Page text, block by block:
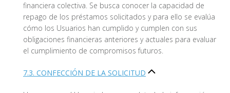
financiera colectiva. Se busca conocer la capacidad de
repago de los préstamos solicitados y para ello se evalúa
cómo los Usuarios han cumplido y cumplen con sus
obligaciones financieras anteriores y actuales para evaluar
el cumplimiento de compromisos futuros.
7.3. CONFECCIÓN DE LA SOLICITUD